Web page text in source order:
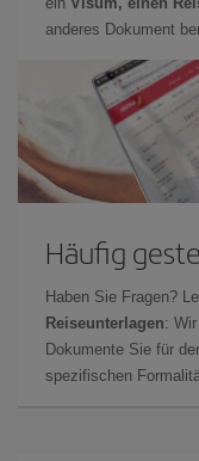
anderes Dokument
Häufig
Haben Sie Fragen?
Reiseunterlagen:
Dokumente Sie für
spezifischen